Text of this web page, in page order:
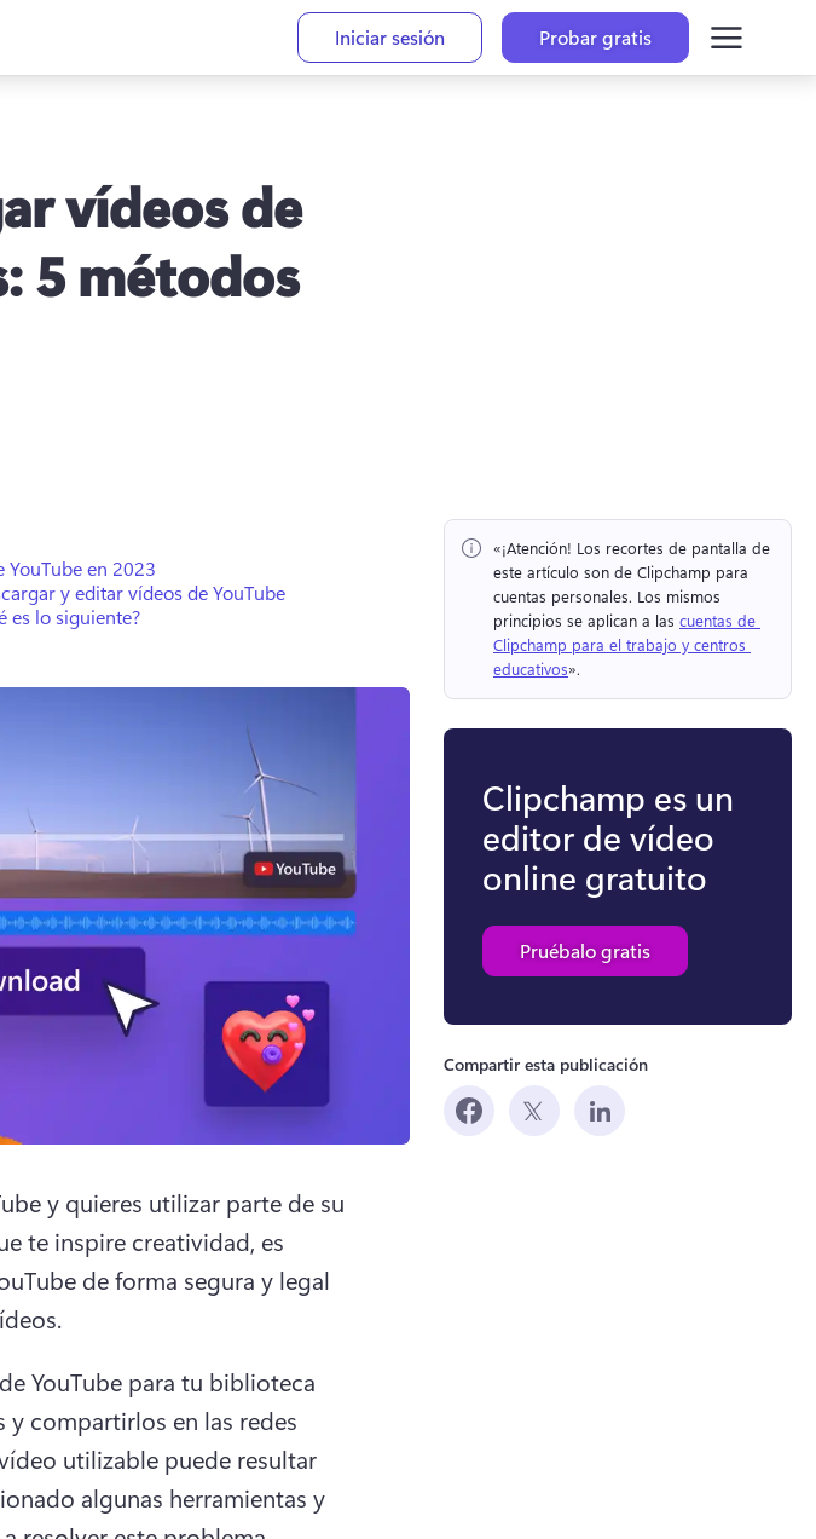
Iniciar sesión Probar gratis
vídeos de
5 métodos
en 2023
y editar vídeos de YouTube
es lo siguiente?
y quieres utilizar parte de su
te inspire creatividad, es
de forma segura y legal
YouTube para tu biblioteca
compartirlos en las redes
utilizable puede resultar
algunas herramientas y
«¡Atención! Los recortes de pantalla de
este artículo son de Clipchamp para
cuentas personales. Los mismos
principios se aplican a las cuentas de
Clipchamp para el trabajo y centros
educativos».
Clipchamp es un
editor de vídeo
online gratuito
Pruébalo gratis
Compartir esta publicación